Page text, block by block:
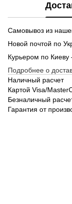
Самовывоз из
Новой почтой по
Курьером по
Подробнее о
Наличный расчет
Картой Visa/
Безналичный
Гарантия от